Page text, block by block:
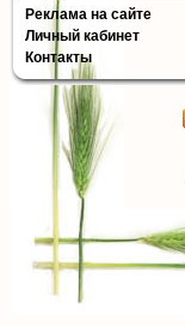
Реклама на сайте
Личный кабинет
Контакты